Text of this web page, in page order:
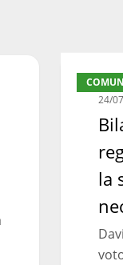
regionale:
necessaria
24/
la